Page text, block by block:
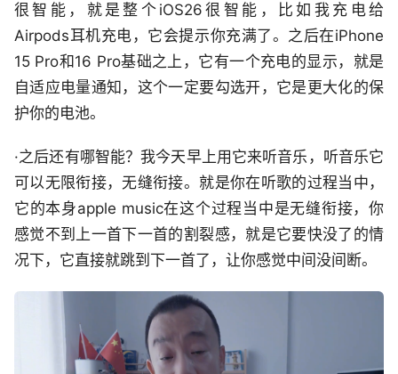
很智能，就是整个iOS26很智能，比如我充电给
Airpods耳机充电，它会提示你充满了。之后在iPhone
15 Pro和16 Pro基础之上，它有一个充电的显示，就是
自适应电量通知，这个一定要勾选开，它是更大化的保
护你的电池。
·之后还有哪智能？我今天早上用它来听音乐，听音乐它
可以无限衔接，无缝衔接。就是你在听歌的过程当中，
它的本身apple music在这个过程当中是无缝衔接，你
感觉不到上一首下一首的割裂感，就是它要快没了的情
况下，它直接就跳到下一首了，让你感觉中间没间断。